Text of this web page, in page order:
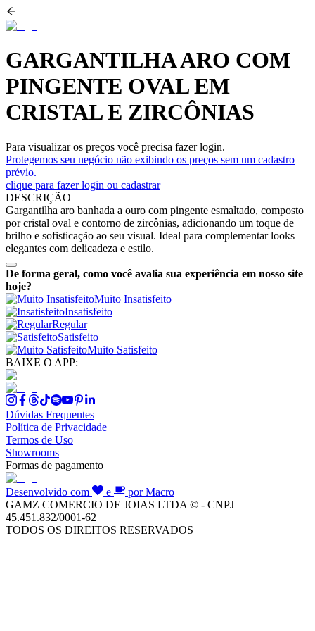
GARGANTILHA ARO COM
PINGENTE OVAL EM
CRISTAL E ZIRCÔNIAS
Para visualizar os preços você precisa fazer login.
Protegemos seu negócio não exibindo os preços sem um cadastro
prévio.
clique para fazer login ou cadastrar
DESCRIÇÃO
Gargantilha aro banhada a ouro com pingente esmaltado, composto
por cristal oval e contorno de zircônias, adicionando um toque de
brilho e sofisticação ao seu visual. Ideal para complementar looks
elegantes com delicadeza e estilo.
De forma geral, como você avalia sua experiência em nosso site
hoje?
Muito Insatisfeito
Insatisfeito
Regular
Satisfeito
Muito Satisfeito
BAIXE O APP:
Dúvidas Frequentes
Política de Privacidade
Termos de Uso
Showrooms
Formas de pagamento
Desenvolvido com e
por Macro
GAMZ COMERCIO DE JOIAS LTDA © - CNPJ
45.451.832/0001-62
TODOS OS DIREITOS RESERVADOS